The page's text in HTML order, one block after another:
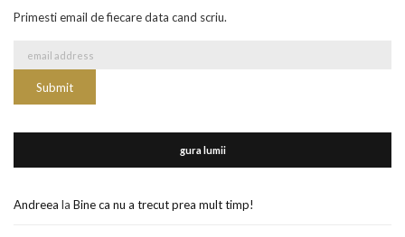
Primesti email de fiecare data cand scriu.
gura lumii
Andreea la Bine ca nu a trecut prea mult timp!